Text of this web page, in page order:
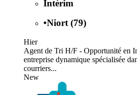
Intérim
•Niort (79)
Hier
Agent de Tri H/F - Opportunité en
entreprise dynamique spécialisée
courriers...
New